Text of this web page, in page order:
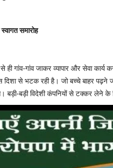
समारोह
गांव-गांव जाकर व्यापार और सेवा कार्य
दिशा से भटक रही है। जो बच्चे बाहर पढ़ने
बड़ी-बड़ी विदेशी कंपनियों से टक्कर लेने के